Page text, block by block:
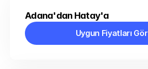
Adana'dan Hatay'a
Uygun Fiyatları Gör
Uygun Fiyatları Gör